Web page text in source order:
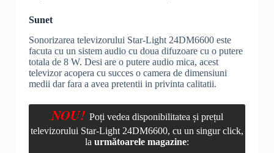
Sunet
Sonorizarea televizorului Star-Light 24DM6600 este
facuta cu un sistem audio cu doua difuzoare cu o putere
totala de 8 W. Desi are o putere audio mica, acest
televizor acopera cu succes o camera de dimensiuni
medii dar fara a avea pretentii in privinta calitatii.
NOU! Poți vedea disponibilitatea și prețul
televizorului Star-Light 24DM6600, cu un singur click,
la următoarele magazine: